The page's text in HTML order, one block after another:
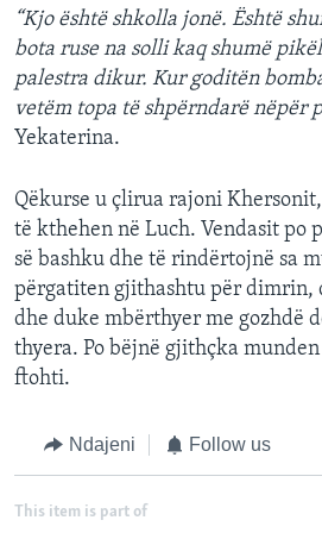
“Kjo është shkolla jonë. Është
bota ruse na solli kaq shumë
palestra dikur. Kur goditën
vetëm topa të shpërndarë nëpër
Yekaterina.
Qëkurse u çlirua rajoni
të kthehen në Luch. Vendasit po
së bashku dhe të rindërtojnë sa
përgatiten gjithashtu për dimrin,
dhe duke mbërthyer me gozhdë
thyera. Po bëjnë gjithçka
ftohti.
Ndajeni Follow us
This item is part of